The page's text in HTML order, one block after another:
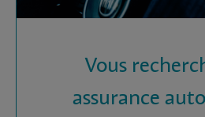
Vous
assurance